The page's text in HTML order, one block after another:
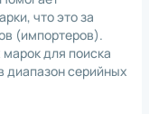
что это за
(импортеров).
для поиска
диапазон серийных